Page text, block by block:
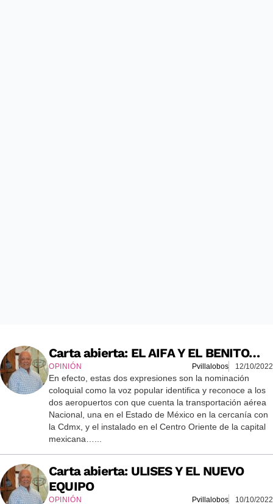
Carta abierta: EL AIFA Y EL BENITO…
OPINIÓN Pvillalobos 12/10/2022
En efecto, estas dos expresiones son la nominación
coloquial como la voz popular identifica y reconoce a los
dos aeropuertos con que cuenta la transportación aérea
Nacional, una en el Estado de México en la cercanía con
la Cdmx, y el instalado en el Centro Oriente de la capital
mexicana…...
Carta abierta: ULISES Y EL NUEVO
EQUIPO
OPINIÓN Pvillalobos 10/10/2022